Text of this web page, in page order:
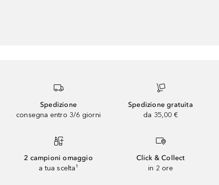
Spedizione
consegna entro 3/6 giorni
Spedizione gratuita
da 35,00 €
2 campioni omaggio
a tua scelta¹
Click & Collect
in 2 ore